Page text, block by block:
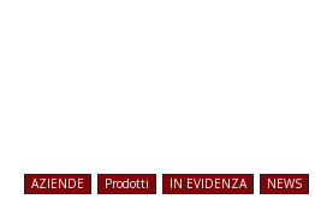
AZIENDE Prodotti IN EVIDENZA NEWS